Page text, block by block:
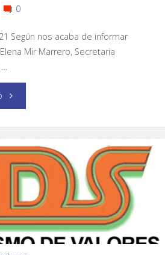
0
Según nos acaba de informar
Mir Marrero, Secretaria